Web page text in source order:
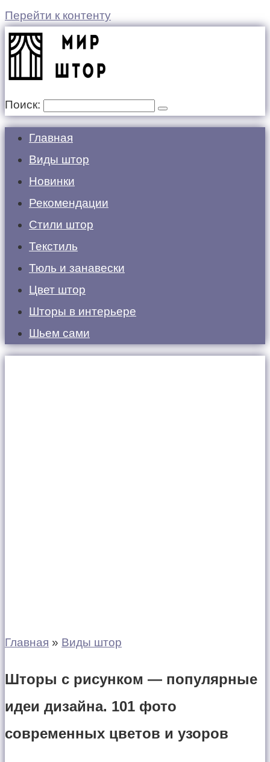
Перейти к контенту
Поиск:
Главная
Виды штор
Новинки
Рекомендации
Стили штор
Текстиль
Тюль и занавески
Цвет штор
Шторы в интерьере
Шьем сами
Главная » Виды штор
Шторы с рисунком — популярные
идеи дизайна. 101 фото
современных цветов и узоров